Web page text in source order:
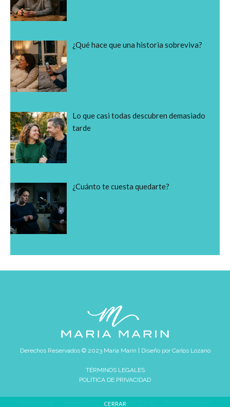
¿Qué hace que una historia sobreviva?
Lo que casi todas descubren demasiado
tarde
¿Cuánto te cuesta quedarte?
Derechos Reservados © 2023 María Marín | Diseño porCarlos Lozano
TÉRMINOS LEGALES
POLÍTICA DE PRIVACIDAD
REVIEW ETHICS
CERRAR